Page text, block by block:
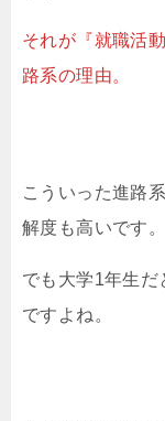
それが『就職活
路系の理由。
こういった進路
解度も高いです。
でも大学1年生だ
ですよね。